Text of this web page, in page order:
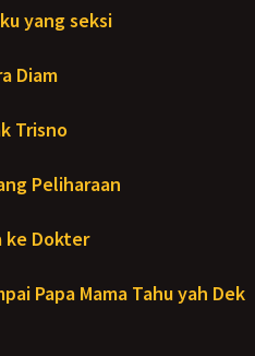
yang seksi
Diam
Trisno
Peliharaan
ke Dokter
Papa Mama Tahu yah Dek